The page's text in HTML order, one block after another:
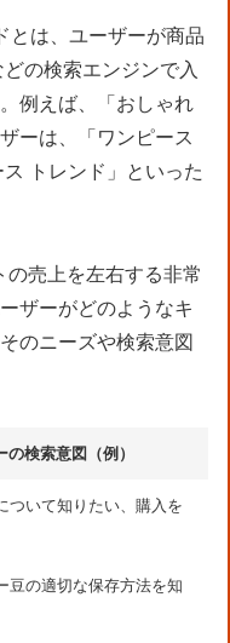
とは、ユーザーが商品
の検索エンジンで入
例えば、「おしゃれ
ーは、「ワンピース
トレンド」といった
売上を左右する非常
ザーがどのようなキ
のニーズや検索意図
の検索意図（例）
ついて知りたい、購入を
豆の適切な保存方法を知